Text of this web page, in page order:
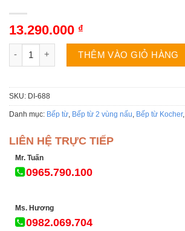
13.290.000 ₫
Bếp từ Kocher DI-688 số lượng
THÊM VÀO GIỎ HÀNG
SKU: DI-688
Danh mục: Bếp từ, Bếp từ 2 vùng nấu, Bếp từ Kocher,
LIÊN HỆ TRỰC TIẾP
Mr. Tuấn
0965.790.100
Ms. Hương
0982.069.704